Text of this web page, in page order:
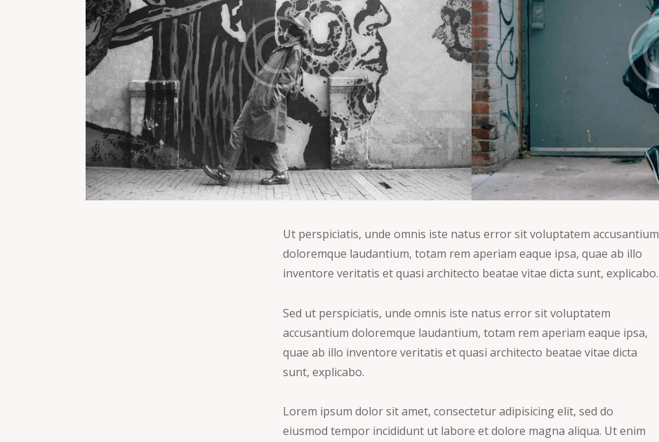
Ut perspiciatis, unde omnis iste natus error sit voluptatem accusantium
doloremque laudantium, totam rem aperiam eaque ipsa, quae ab illo
inventore veritatis et quasi architecto beatae vitae dicta sunt, explicabo.
Sed ut perspiciatis, unde omnis iste natus error sit voluptatem
accusantium doloremque laudantium, totam rem aperiam eaque ipsa,
quae ab illo inventore veritatis et quasi architecto beatae vitae dicta
sunt, explicabo.
Lorem ipsum dolor sit amet, consectetur adipisicing elit, sed do
eiusmod tempor incididunt ut labore et dolore magna aliqua. Ut enim